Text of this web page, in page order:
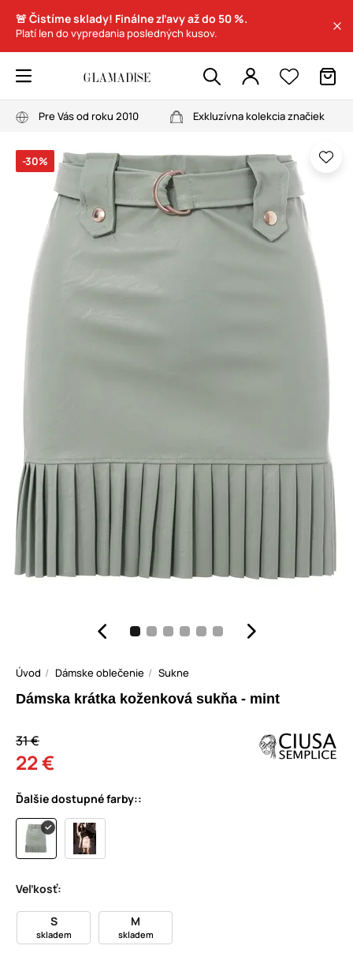
🚨 Čistíme sklady! Finálne zľavy až do 50 %.
Platí len do vypredania posledných kusov.
Pre Vás od roku 2010 Exkluzívna kolekcia značiek
-30%
Úvod Dámske oblečenie Sukne
Dámska krátka koženková sukňa - mint
31 €
22 €
Ďalšie dostupné farby::
Veľkosť:
S
skladem
M
skladem